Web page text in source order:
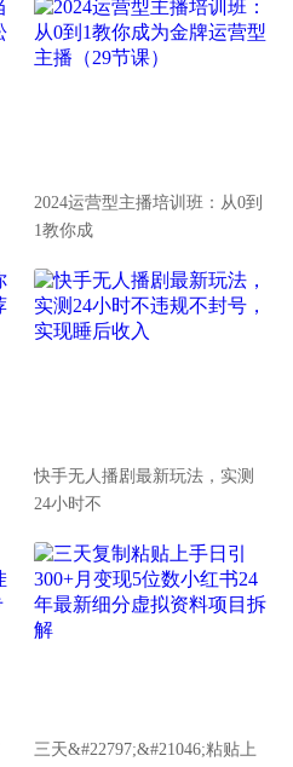
2024运营型主播培训班：从0到
1教你成
快手无人播剧最新玩法，实测
24小时不
三天&#22797;&#21046;粘贴上